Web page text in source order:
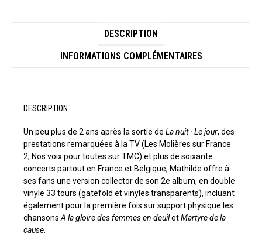
DESCRIPTION
INFORMATIONS COMPLÉMENTAIRES
DESCRIPTION
Un peu plus de 2 ans après la sortie de La nuit · Le jour, des
prestations remarquées à la TV (Les Molières sur France
2, Nos voix pour toutes sur TMC) et plus de soixante
concerts partout en France et Belgique, Mathilde offre à
ses fans une version collector de son 2e album, en double
vinyle 33 tours (gatefold et vinyles transparents), incluant
également pour la première fois sur support physique les
chansons A la gloire des femmes en deuiletMartyre de la
cause